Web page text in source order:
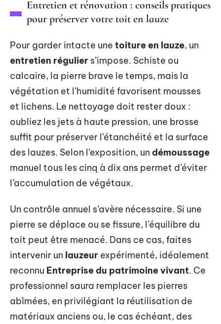
Entretien et rénovation : conseils pratiques
pour préserver votre toit en lauze
Pour garder intacte une toiture en lauze, un
entretien régulier s’impose. Schiste ou
calcaire, la pierre brave le temps, mais la
végétation et l’humidité favorisent mousses
et lichens. Le nettoyage doit rester doux :
oubliez les jets à haute pression, une brosse
suffit pour préserver l’étanchéité et la surface
des lauzes. Selon l’exposition, un démoussage
manuel tous les cinq à dix ans permet d’éviter
l’accumulation de végétaux.
Un contrôle annuel s’avère nécessaire. Si une
pierre se déplace ou se fissure, l’équilibre du
toit peut être menacé. Dans ce cas, faites
intervenir un lauzeur expérimenté, idéalement
reconnu Entreprise du patrimoine vivant. Ce
professionnel saura remplacer les pierres
abîmées, en privilégiant la réutilisation de
matériaux anciens ou, le cas échéant, des